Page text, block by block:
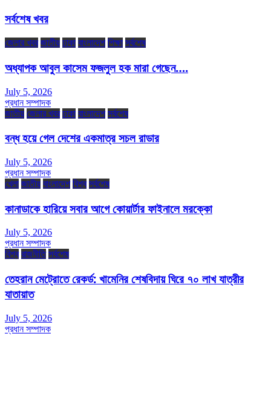
সর্বশেষ খবর
জেলার খবর জাতীয় ঢাকা বাংলাদেশ শিক্ষা সর্বশেষ
অধ্যাপক আবুল কাসেম ফজলুল হক মারা গেছেন….
July 5, 2026
প্রধান সম্পাদক
জাতীয় জেলার খবর ঢাকা বাংলাদেশ সর্বশেষ
বন্ধ হয়ে গেল দেশের একমাত্র সচল রাডার
July 5, 2026
প্রধান সম্পাদক
খেলা জাতীয় বাংলাদেশ বিশ্ব সর্বশেষ
কানাডাকে হারিয়ে সবার আগে কোয়ার্টার ফাইনালে মরক্কো
July 5, 2026
প্রধান সম্পাদক
বিশ্ব রাজনীতি সর্বশেষ
তেহরান মেট্রোতে রেকর্ড: খামেনির শেষবিদায় ঘিরে ৭০ লাখ যাত্রীর
যাতায়াত
July 5, 2026
প্রধান সম্পাদক